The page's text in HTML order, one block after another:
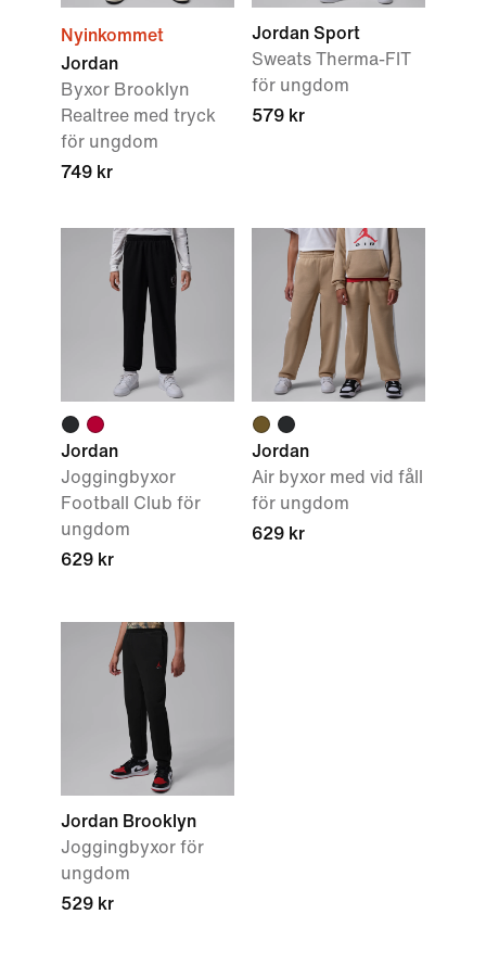
Nyinkommet
Jordan
Byxor Brooklyn
Realtree med tryck
för ungdom
749 kr
Jordan Sport
Sweats Therma-FIT
för ungdom
579 kr
Jordan
Joggingbyxor
Football Club för
ungdom
629 kr
Jordan
Air byxor med vid fåll
för ungdom
629 kr
Jordan Brooklyn
Joggingbyxor för
ungdom
529 kr